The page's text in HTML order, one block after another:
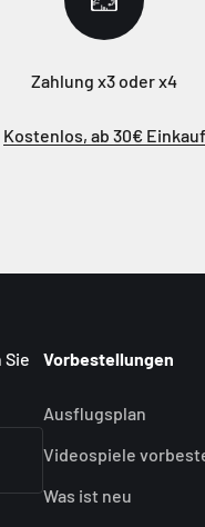
Zahlung x3 oder x4
Kostenlos, ab 30€ Einkauf
Vorbestellungen
Ausflugsplan
Videospiele
Was ist neu